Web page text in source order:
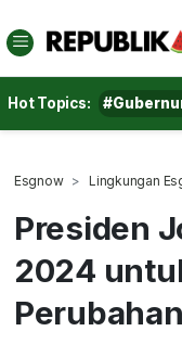
Hot Topics:
Esgnow Lingkungan
Presiden
2024